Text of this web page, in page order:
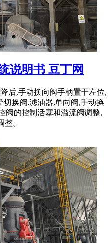
说明书 豆丁网
后,手动换向阀手柄置于左位,
切换阀,滤油器,单向阀,手动换
阀的控制活塞和溢流阀调整,
。